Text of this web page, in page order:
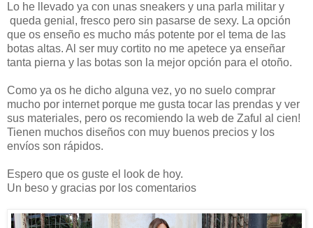
Lo he llevado ya con unas sneakers y una parla militar y
queda genial, fresco pero sin pasarse de sexy. La opción
que os enseño es mucho más potente por el tema de las
botas altas. Al ser muy cortito no me apetece ya enseñar
tanta pierna y las botas son la mejor opción para el otoño.
Como ya os he dicho alguna vez, yo no suelo comprar
mucho por internet porque me gusta tocar las prendas y ver
sus materiales, pero os recomiendo la web de Zaful al cien!
Tienen muchos diseños con muy buenos precios y los
envíos son rápidos.
Espero que os guste el look de hoy.
Un beso y gracias por los comentarios